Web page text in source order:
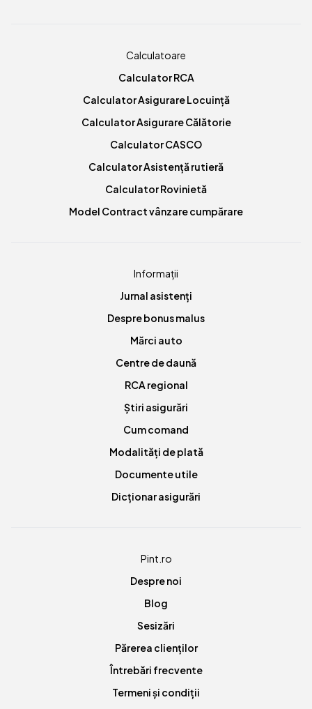
Calculatoare
Calculator RCA
Calculator Asigurare Locuință
Calculator Asigurare Călătorie
Calculator CASCO
Calculator Asistență rutieră
Calculator Rovinietă
Model Contract vânzare cumpărare
Informații
Jurnal asistenți
Despre bonus malus
Mărci auto
Centre de daună
RCA regional
Știri asigurări
Cum comand
Modalități de plată
Documente utile
Dicționar asigurări
Pint.ro
Despre noi
Blog
Sesizări
Părerea clienților
Întrebări frecvente
Termeni și condiții